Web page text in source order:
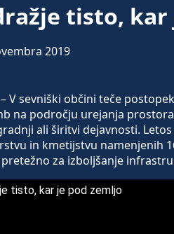
tisto, kar
2019
– V sevniški občini teče
na področju urejanja
ali širitvi dejavnosti.
in kmetijstvu namenjenih
pretežno za izboljšanje
tisto, kar je pod zemljo